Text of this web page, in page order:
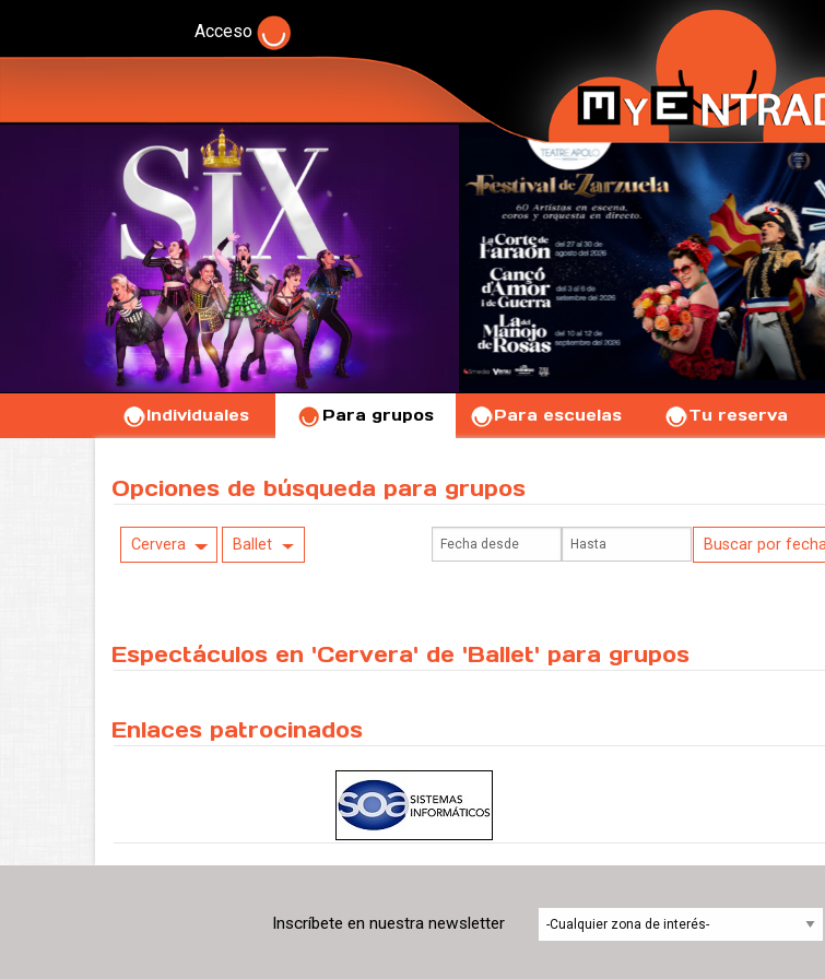
Acceso
Individuales Para grupos Para escuelas Tu reserva
Opciones de búsqueda para grupos
Cervera Ballet
Espectáculos en 'Cervera' de 'Ballet' para grupos
Enlaces patrocinados
Inscríbete en nuestra newsletter